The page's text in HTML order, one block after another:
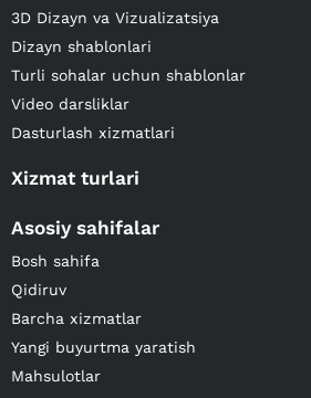
3D Dizayn va Vizualizatsiya
Dizayn shablonlari
Turli sohalar uchun shablonlar
Video darsliklar
Dasturlash xizmatlari
Xizmat turlari
Asosiy sahifalar
Bosh sahifa
Qidiruv
Barcha xizmatlar
Yangi buyurtma yaratish
Mahsulotlar